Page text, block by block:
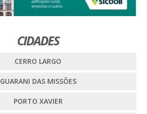
CIDADES
CERRO LARGO
GUARANI DAS MISSÕES
PORTO XAVIER